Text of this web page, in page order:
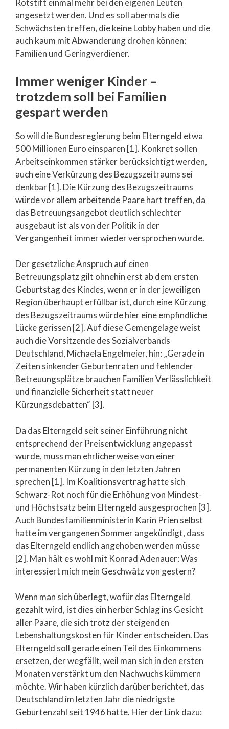
Rotstift einmal mehr bei den eigenen Leuten
angesetzt werden. Und es soll abermals die
Schwächsten treffen, die keine Lobby haben und die
auch kaum mit Abwanderung drohen können:
Familien und Geringverdiener.
Immer weniger Kinder –
trotzdem soll bei Familien
gespart werden
So will die Bundesregierung beim Elterngeld etwa
500 Millionen Euro einsparen [1]. Konkret sollen
Arbeitseinkommen stärker berücksichtigt werden,
auch eine Verkürzung des Bezugszeitraums sei
denkbar [1]. Die Kürzung des Bezugszeitraums
würde vor allem arbeitende Paare hart treffen, da
das Betreuungsangebot deutlich schlechter
ausgebaut ist als von der Politik in der
Vergangenheit immer wieder versprochen wurde.
Der gesetzliche Anspruch auf einen
Betreuungsplatz gilt ohnehin erst ab dem ersten
Geburtstag des Kindes, wenn er in der jeweiligen
Region überhaupt erfüllbar ist, durch eine Kürzung
des Bezugszeitraums würde hier eine empfindliche
Lücke gerissen [2]. Auf diese Gemengelage weist
auch die Vorsitzende des Sozialverbands
Deutschland, Michaela Engelmeier, hin: „Gerade in
Zeiten sinkender Geburtenraten und fehlender
Betreuungsplätze brauchen Familien Verlässlichkeit
und finanzielle Sicherheit statt neuer
Kürzungsdebatten“ [3].
Da das Elterngeld seit seiner Einführung nicht
entsprechend der Preisentwicklung angepasst
wurde, muss man ehrlicherweise von einer
permanenten Kürzung in den letzten Jahren
sprechen [1]. Im Koalitionsvertrag hatte sich
Schwarz-Rot noch für die Erhöhung von Mindest-
und Höchstsatz beim Elterngeld ausgesprochen [3].
Auch Bundesfamilienministerin Karin Prien selbst
hatte im vergangenen Sommer angekündigt, dass
das Elterngeld endlich angehoben werden müsse
[2]. Man hält es wohl mit Konrad Adenauer: Was
interessiert mich mein Geschwätz von gestern?
Wenn man sich überlegt, wofür das Elterngeld
gezahlt wird, ist dies ein herber Schlag ins Gesicht
aller Paare, die sich trotz der steigenden
Lebenshaltungskosten für Kinder entscheiden. Das
Elterngeld soll gerade einen Teil des Einkommens
ersetzen, der wegfällt, weil man sich in den ersten
Monaten verstärkt um den Nachwuchs kümmern
möchte. Wir haben kürzlich darüber berichtet, das
Deutschland im letzten Jahr die niedrigste
Geburtenzahl seit 1946 hatte. Hier der Link dazu: